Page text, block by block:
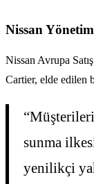
Nissan
Nissan Avrupa
Cartier, elde edilen
sunma
yenilikçi